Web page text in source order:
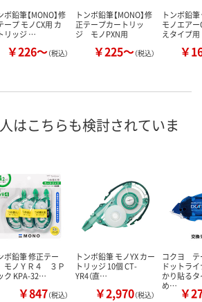
ボ鉛筆【MONO】修
ープ モノCX用 カ
リッジ …
￥226～（税込）
トンボ鉛筆【MONO】修
正テープカートリッ
ジ モノPXN用
￥225～（税込）
トンボ鉛
モノエアー
えタイプ
￥
はこちらも検討されていま
ボ鉛筆 修正テー
ノＹＲ４ ３Ｐ
ク KPA-32…
￥847（税込）
トンボ鉛筆 モノYX カー
トリッジ 10個 CT-
YR4（直…
￥2,970（税込）
コクヨ
ドットラ
かり貼る
め… ￥